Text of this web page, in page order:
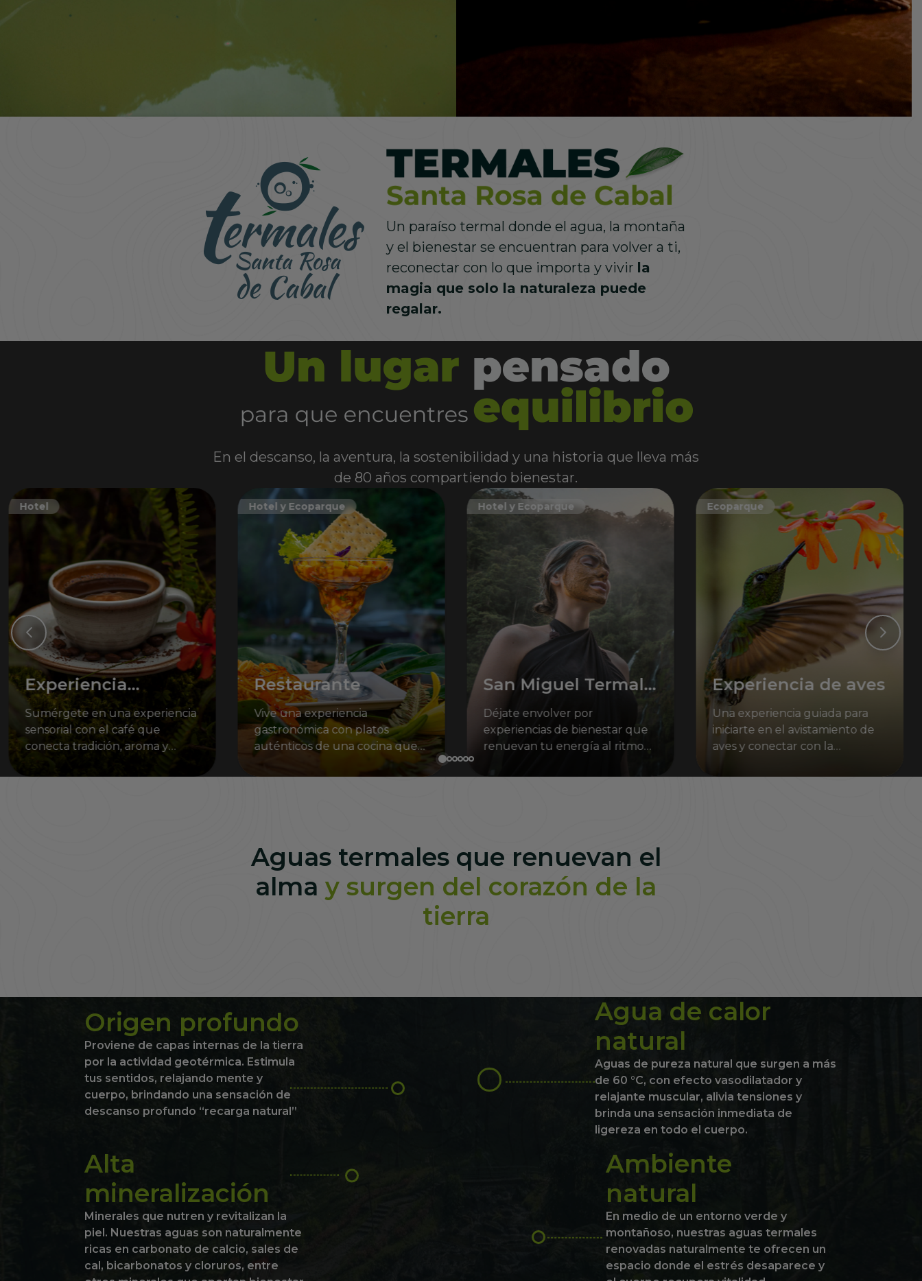
Ecoparque
Un día en el paraíso, entre montañas y agua termal.
Realiza tu reserva
Hotel
La esencia de la naturaleza y el descanso más puro de
la montaña, diseñados para renovarte.
Realiza tu reserva
Un paraíso termal donde el agua, la montaña
y el bienestar se encuentran para volver a ti,
reconectar con lo que importa y vivir la
magia que solo la naturaleza puede
regalar.
En el descanso, la aventura, la sostenibilidad y una historia que lleva más
de 80 años compartiendo bienestar.
Hotel
Experiencia
cafetera
Sumérgete en una experiencia
sensorial con el café que
conecta tradición, aroma y
único del Eje Cafetero.
Hotel y Ecoparque
Restaurante
Vive una experiencia
gastronómica con platos
auténticos de una cocina que
celebra la esencia del paisaje
que te rodea.
Hotel y Ecoparque
San Miguel Termal
Spa
Déjate envolver por
experiencias de bienestar que
renuevan tu energía al ritmo
Ecoparque
Experiencia de aves
Una experiencia guiada para
iniciarte en el avistamiento de
aves y conectar con la
entorno.
Aguas termales que renuevan el
alma y surgen del corazón de la
tierra
Origen profundo
Proviene de capas internas de la tierra
por la actividad geotérmica. Estimula
tus sentidos, relajando mente y
cuerpo, brindando una sensación de
descanso profundo “recarga natural”
Alta
mineralización
Minerales que nutren y revitalizan la
piel. Nuestras aguas son naturalmente
ricas en carbonato de calcio, sales de
cal, bicarbonatos y cloruros, entre
Agua de calor
natural
Aguas de pureza natural que surgen a más
de 60 °C, con efecto vasodilatador y
relajante muscular, alivia tensiones y
brinda una sensación inmediata de
ligereza en todo el cuerpo.
Ambiente
natural
En medio de un entorno verde y
montañoso, nuestras aguas termales
renovadas naturalmente te ofrecen un
espacio donde el estrés desaparece y